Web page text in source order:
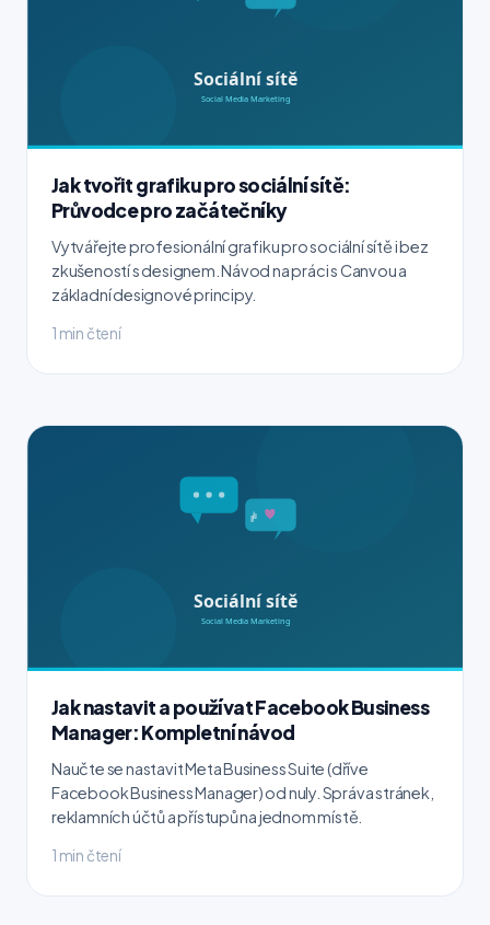
Jak tvořit grafiku pro sociální sítě:
Průvodce pro začátečníky
Vytvářejte profesionální grafiku pro sociální sítě i bez
zkušeností s designem. Návod na práci s Canvou a
základní designové principy.
1 min čtení
Jak nastavit a používat Facebook Business
Manager: Kompletní návod
Naučte se nastavit Meta Business Suite (dříve
Facebook Business Manager) od nuly. Správa stránek,
reklamních účtů a přístupů na jednom místě.
1 min čtení